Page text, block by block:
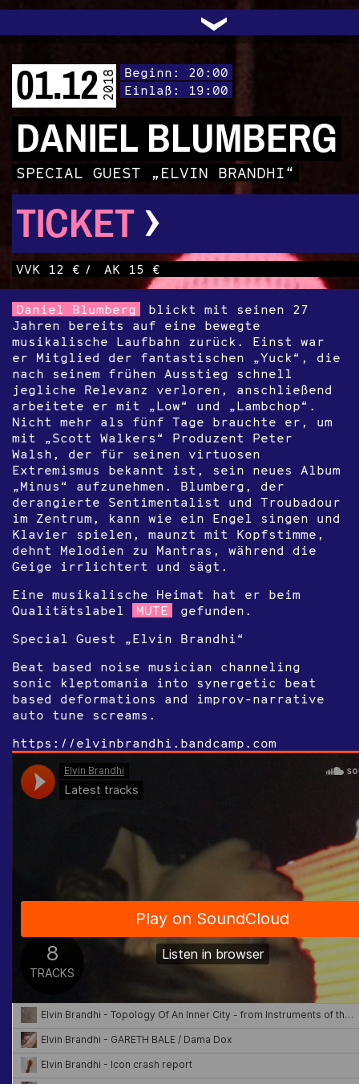
PROGRAMM
ARCHIV
AUDIO|VIDEO
LICHTBLICKE
TRANSIT
OFFENE TÜR
FACEBOOK
INSTAGRAM
KONTAKT
TRAFO
UNTERSTÜTZEN
POLITIK
›
DANIEL BLUMBERG
SPECIAL GUEST „ELVIN BRANDHI“
TICKET ›
VVK 12 € / AK 15 €
Beginn: 20:00
Einlaß: 19:00
01.122018
Daniel Blumberg
blickt mit seinen 27
Jahren bereits auf eine bewegte
musikalische Laufbahn zurück. Einst war
er Mitglied der fantastischen „Yuck“, die
nach seinem frühen Ausstieg schnell
jegliche Relevanz verloren, anschließend
arbeitete er mit „Low“ und „Lambchop“.
Nicht mehr als fünf Tage brauchte er, um
mit „Scott Walkers“ Produzent Peter
Walsh, der für seinen virtuosen
Extremismus bekannt ist, sein neues Album
„Minus“ aufzunehmen. Blumberg, der
derangierte Sentimentalist und Troubadour
im Zentrum, kann wie ein Engel singen und
Klavier spielen, maunzt mit Kopfstimme,
dehnt Melodien zu Mantras, während die
Geige irrlichtert und sägt.
Eine musikalische Heimat hat er beim
Qualitätslabel
MUTE
gefunden.
Special Guest „Elvin Brandhi“
Beat based noise musician channeling
sonic kleptomania into synergetic beat
based deformations and improv-narrative
auto tune screams.
https://elvinbrandhi.bandcamp.com